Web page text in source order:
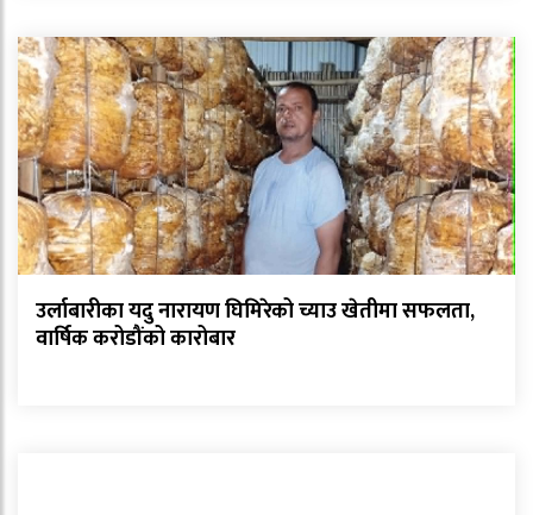
उर्लाबारीका यदु नारायण घिमिरेको च्याउ खेतीमा सफलता,
वार्षिक करोडौंको कारोबार